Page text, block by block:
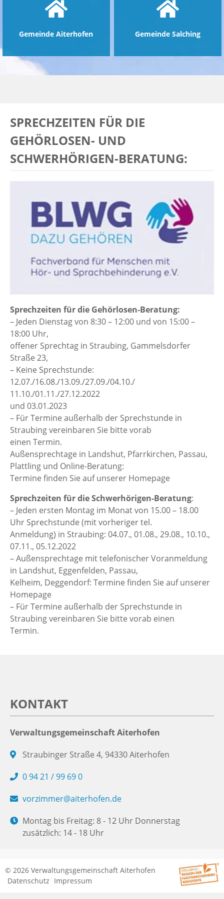
Gemeinde Aiterhofen Gemeinde Salching
SPRECHZEITEN FÜR DIE
GEHÖRLOSEN- UND
SCHWERHÖRIGEN-BERATUNG:
Sprechzeiten für die Gehörlosen-Beratung:
– Jeden Dienstag von 8:30 – 12:00 und von 15:00 –
18:00 Uhr,
offener Sprechtag in Straubing, Gammelsdorfer
Straße 23,
– Keine Sprechstunde:
12.07./16.08./13.09./27.09./04.10./
11.10./01.11./27.12.2022
und 03.01.2023
– Für Termine außerhalb der Sprechstunde in
Straubing vereinbaren Sie bitte vorab
einen Termin.
Außensprechtage in Landshut, Pfarrkirchen, Passau,
Plattling und Online-Beratung:
Termine finden Sie auf unserer Homepage
Sprechzeiten für die Schwerhörigen-Beratung:
– Jeden ersten Montag im Monat von 15.00 – 18.00
Uhr Sprechstunde (mit vorheriger tel.
Anmeldung) in Straubing: 04.07., 01.08., 29.08., 10.10.,
07.11., 05.12.2022
– Außensprechtage mit telefonischer Voranmeldung
in Landshut, Eggenfelden, Passau,
Kelheim, Deggendorf: Termine finden Sie auf unserer
Homepage
– Für Termine außerhalb der Sprechstunde in
Straubing vereinbaren Sie bitte vorab einen
Termin.
KONTAKT
Verwaltungsgemeinschaft Aiterhofen
Straubinger Straße 4, 94330 Aiterhofen
0 94 21 / 99 69 0
vorzimmer@aiterhofen.de
Montag bis Freitag: 8 - 12 Uhr Donnerstag
zusätzlich: 14 - 18 Uhr
© 2026 Verwaltungsgemeinschaft Aiterhofen
Datenschutz Impressum